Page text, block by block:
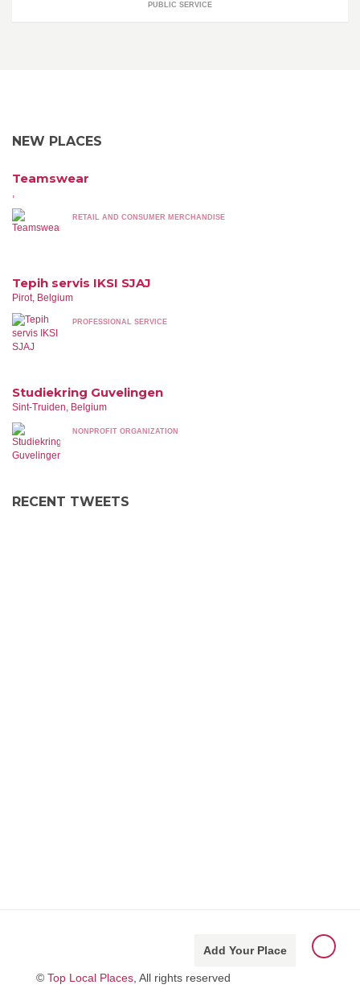
PUBLIC SERVICE
NEW PLACES
Teamswear
,
RETAIL AND CONSUMER MERCHANDISE
Tepih servis IKSI SJAJ
Pirot, Belgium
PROFESSIONAL SERVICE
Studiekring Guvelingen
Sint-Truiden, Belgium
NONPROFIT ORGANIZATION
RECENT TWEETS
Add Your Place
© Top Local Places , All rights reserved